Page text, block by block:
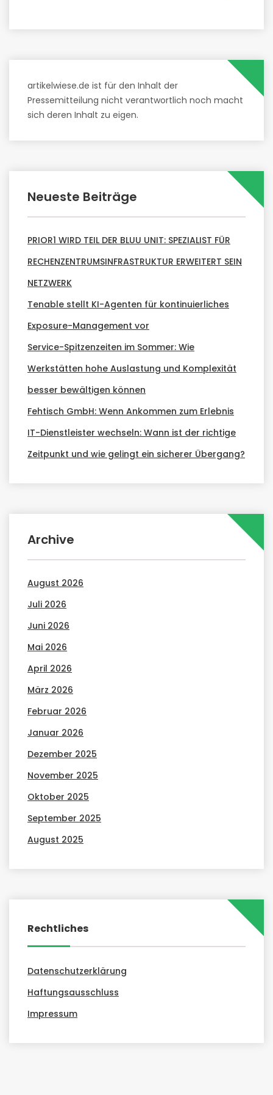
artikelwiese.de ist für den Inhalt der
Pressemitteilung nicht verantwortlich noch macht
sich deren Inhalt zu eigen.
Neueste Beiträge
PRIOR1 WIRD TEIL DER BLUU UNIT: SPEZIALIST FÜR
RECHENZENTRUMSINFRASTRUKTUR ERWEITERT SEIN
NETZWERK
Tenable stellt KI-Agenten für kontinuierliches
Exposure-Management vor
Service-Spitzenzeiten im Sommer: Wie
Werkstätten hohe Auslastung und Komplexität
besser bewältigen können
Fehtisch GmbH: Wenn Ankommen zum Erlebnis
IT-Dienstleister wechseln: Wann ist der richtige
Zeitpunkt und wie gelingt ein sicherer Übergang?
Archive
August 2026
Juli 2026
Juni 2026
Mai 2026
April 2026
März 2026
Februar 2026
Januar 2026
Dezember 2025
November 2025
Oktober 2025
September 2025
August 2025
Rechtliches
Datenschutzerklärung
Haftungsausschluss
Impressum